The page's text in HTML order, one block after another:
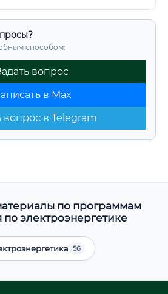
способом:
вопрос
в Max
вопрос в Telegram
по программам
по электроэнергетике
56